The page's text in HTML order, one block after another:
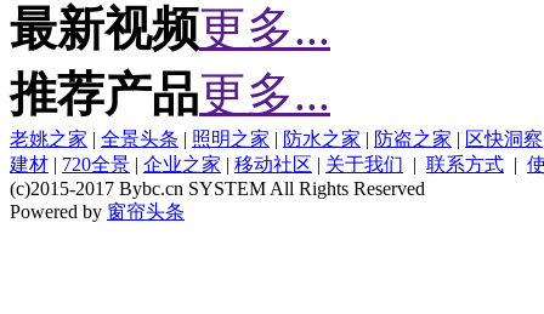
最新视频更多...
推荐产品更多...
老姚之家 | 全景头条 | 照明之家 | 防水之家 | 防盗之家 | 区快洞察
建材 | 720全景 | 企业之家 | 移动社区 | 关于我们 | 联系方式 |
(c)2015-2017 Bybc.cn SYSTEM All Rights Reserved
Powered by 窗帘头条